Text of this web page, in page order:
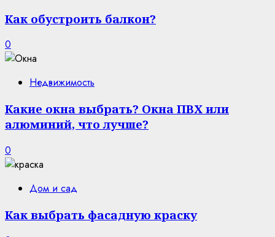
Как обустроить балкон?
0
Недвижимость
Какие окна выбрать? Окна ПВХ или
алюминий, что лучше?
0
Дом и сад
Как выбрать фасадную краску